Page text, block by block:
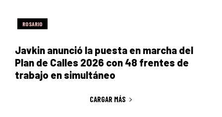
ROSARIO
Javkin anunció la puesta en marcha del
Plan de Calles 2026 con 48 frentes de
trabajo en simultáneo
CARGAR MÁS